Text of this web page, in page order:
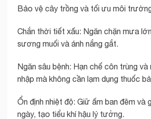
Bảo vệ cây trồng và tối ưu môi
Chắn thời tiết xấu: Ngăn chặn mưa
sương muối và ánh nắng gắt.
Ngăn sâu bệnh: Hạn chế côn trùng và
nhập mà không cần lạm dụng thuốc
Ổn định nhiệt độ: Giữ ấm ban đêm và
ngày, tạo tiểu khí hậu lý tưởng.